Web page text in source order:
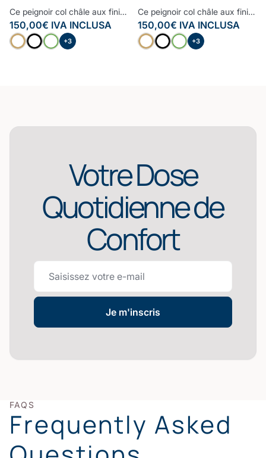
Ce peignoir col châle aux finitions raffinées et haut de gamme est le peignoir à avoir dans sa salle de bain. Moelleux, doux et très confortable, le bourdon embelli ce peignoir pour lui donner un style contemporain et cosy. Confectionné à partir d’une des fibres les plus nobles, la Fibre B., ce peignoir est ultra-doux, absorbant et sèche rapidement. Notre linge de bain participe avec style à votre bien-être et à la protection de la planète. Nos Collections de linge de bain sont fabriquées dans les meilleurs ateliers d’Europe.
150,00€ IVA INCLUSA
+3
Ce peignoir col châle aux finitions raffinées et haut de gamme est le peignoir à avoir dans sa salle de bain. Moelleux, doux et très confortable, le bourdon embelli ce peignoir pour lui donner un style contemporain et cosy. Confectionné à partir d’une des fibres les plus nobles, la Fibre B., ce peignoir est ultra-doux, absorbant et sèche rapidement. Notre linge de bain participe avec style à votre bien-être et à la protection de la planète. Nos Collections de linge de bain sont fabriquées dans les meilleurs ateliers d’Europe.
150,00€ IVA INCLUSA
+3
Votre Dose
Quotidienne de
Confort
Je m'inscris
FAQS
Frequently Asked